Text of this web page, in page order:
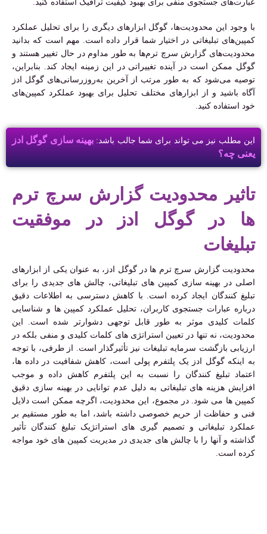
عبارت‌های جستجوی منفی برای بهبود کیفیت ترافیک استفاده کنید.
با وجود این محدودیت‌ها، گوگل ابزارهای دیگری را برای تحلیل عملکرد
کمپین‌های تبلیغاتی در اختیار شما قرار داده است. مهم است که بدانید
محدودیت‌های گزارش سرچ ترم‌ها به طور مداوم در حال تغییر هستند و
گوگل ممکن است در آینده تغییراتی در این زمینه ایجاد کند. بنابراین،
توصیه می‌شود که به طور مرتب از آخرین به‌روزرسانی‌های گوگل ادز
آگاه باشید و از ابزارهای مختلف تحلیل برای بهبود عملکرد کمپین‌های
خود استفاده کنید.
این مطلب نیز می تواند برای شما جالب باشد: بهینه سازی گوگل ادز
یعنی چه؟
تاثیر محدودیت گزارش سرچ ترم
ها در گوگل ادز در موفقیت
تبلیغات
محدودیت گزارش سرچ ترم ها در گوگل ادز، به عنوان یکی از ابزارهای
اصلی در بهینه سازی کمپین های تبلیغاتی، چالش های جدیدی را برای
تبلیغ کنندگان ایجاد کرده است. با کاهش دسترسی به اطلاعات دقیق
درباره عبارات جستجوی کاربران، تحلیل عملکرد کمپین ها و شناسایی
کلمات کلیدی موثر به طور قابل توجهی دشوارتر شده است. این
محدودیت، نه تنها در تعیین استراتژی های کلمات کلیدی و منفی بلکه در
ارزیابی بازگشت سرمایه تبلیغات نیز تأثیرگذار است. از طرفی، با توجه
به اینکه گوگل ادز یک پلتفرم پولی است، کاهش شفافیت در داده ها،
اعتماد تبلیغ کنندگان را نسبت به این پلتفرم کاهش داده و موجب
افزایش هزینه های تبلیغاتی به دلیل عدم توانایی در بهینه سازی دقیق
کمپین ها می شود. در مجموع، این محدودیت، اگرچه ممکن است دلایل
فنی و حفاظت از حریم خصوصی داشته باشد، اما به طور مستقیم بر
عملکرد تبلیغاتی و تصمیم گیری های استراتژیک تبلیغ کنندگان تأثیر
گذاشته و آنها را با چالش های جدیدی در مدیریت کمپین های خود مواجه
کرده است.